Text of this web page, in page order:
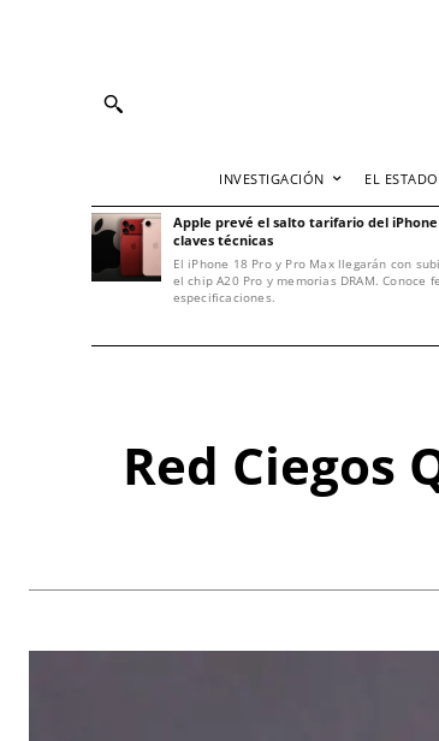
INVESTIGACIÓN EL ESTADO
Apple prevé el salto tarifario del iPhone
claves técnicas
El iPhone 18 Pro y Pro Max llegarán con
el chip A20 Pro y memorias DRAM. Conoce
especificaciones.
Red Ciegos